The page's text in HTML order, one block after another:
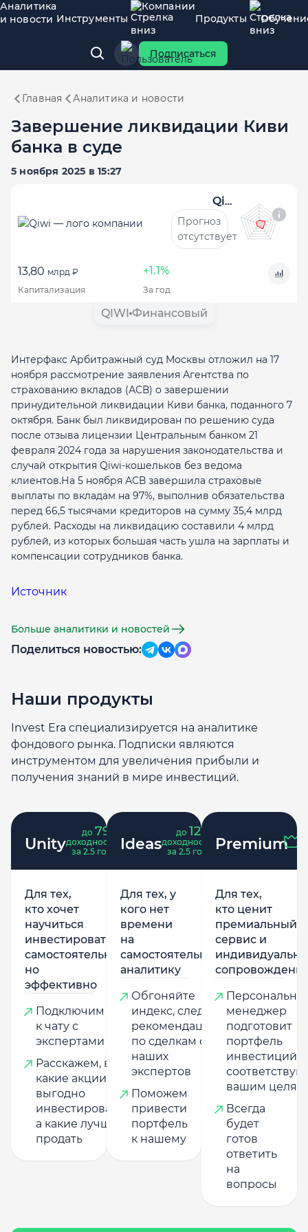
Аналитика
и новости Инструменты
Компании
Продукты
Подписаться
Главная Аналитика и новости
Завершение ликвидации Киви
банка в суде
5 ноября 2025 в 15:27
Qiwi
Прогноз
отсутствует
13,80 млрд ₽ +1.1%
Капитализация За год
QIWI Финансовый
Интерфакс Арбитражный суд Москвы отложил на 17
ноября рассмотрение заявления Агентства по
страхованию вкладов (АСВ) о завершении
принудительной ликвидации Киви банка, поданного 7
октября. Банк был ликвидирован по решению суда
после отзыва лицензии Центральным банком 21
февраля 2024 года за нарушения законодательства и
случай открытия Qiwi-кошельков без ведома
клиентов.На 5 ноября АСВ завершила страховые
выплаты по вкладам на 97%, выполнив обязательства
перед 66,5 тысячами кредиторов на сумму 35,4 млрд
рублей. Расходы на ликвидацию составили 4 млрд
рублей, из которых большая часть ушла на зарплаты и
компенсации сотрудников банка.
Источник
Больше аналитики и новостей
Поделиться новостью:
Наши продукты
Invest Era специализируется на аналитике
фондового рынка. Подписки являются
инструментом для увеличения прибыли и
получения знаний в мире инвестиций.
Unity
до 79
доходность
за 2.5 года
Для тех,
кто хочет
научиться
инвестировать
самостоятельно,
но
эффективно
Подключим
к чату с
экспертами
Расскажем, в
какие акции
выгодно
инвестировать,
а какие лучше
продать
Ideas
до 121
доходность
за 2.5 года
Для тех, у
кого нет
времени
на
самостоятельную
аналитику
Обгоняйте
индекс, следуя
рекомендациям
по сделкам от
наших
экспертов
Поможем
привести
портфель
к нашему
Premium
Для тех,
кто ценит
премиальный
сервис и
менеджер
подготовит
портфель
инвестиций,
вашим целям
Всегда
будет
готов
ответить
на
вопросы